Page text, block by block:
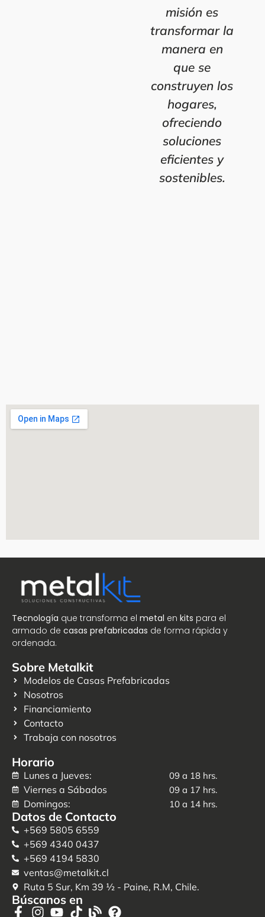
misión es
transformar la
manera en
que se
construyen los
hogares,
ofreciendo
soluciones
eficientes y
sostenibles.
Tecnología que transforma el metal en kits para el
armado de casas prefabricadas de forma rápida y
ordenada.
Sobre Metalkit
Modelos de Casas Prefabricadas
Nosotros
Financiamiento
Contacto
Trabaja con nosotros
Horario
Lunes a Jueves: 09 a 18 hrs.
Viernes a Sábados 09 a 17 hrs.
Domingos: 10 a 14 hrs.
Datos de Contacto
+569 5805 6559
+569 4340 0437
+569 4194 5830
ventas@metalkit.cl
Ruta 5 Sur, Km 39 ½ - Paine, R.M, Chile.
Búscanos en